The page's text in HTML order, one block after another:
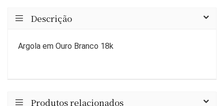
Descrição
Argola em Ouro Branco 18k
Produtos relacionados